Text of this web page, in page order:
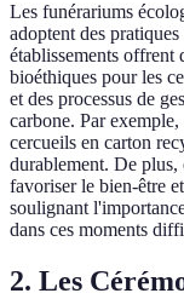
Les funérariums
adoptent des
établissements offrent
bioéthiques pour les
et des processus de
carbone. Par
cercueils en carton
durablement. De plus,
favoriser le bien-être
soulignant
dans ces moments
2. Les